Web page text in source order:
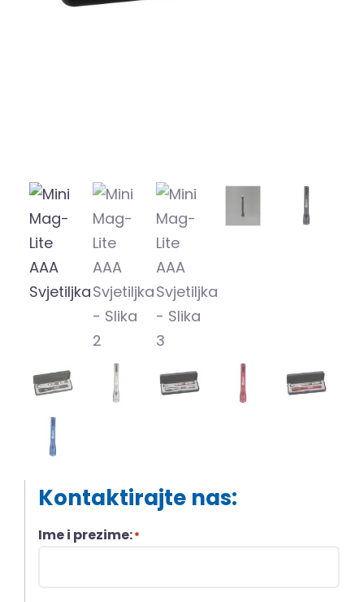
Kontaktirajte nas:
Ime i prezime:*